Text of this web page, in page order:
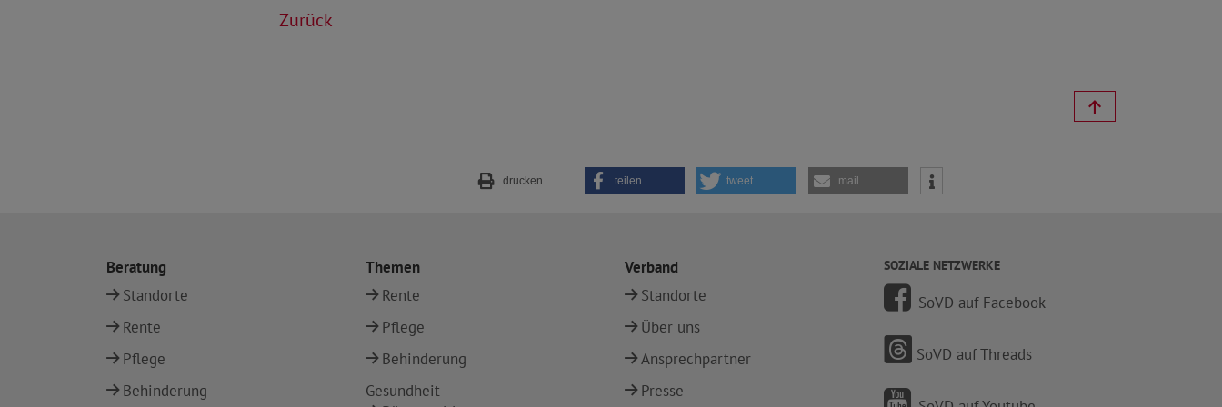
Zurück
drucken teilen tweet mail
Beratung
Standorte
Rente
Pflege
Behinderung
Themen
Rente
Pflege
Behinderung
Gesundheit
Verband
Standorte
Über uns
Ansprechpartner
Presse
SOZIALE NETZWERKE
SoVD auf Facebook
SoVD auf Threads